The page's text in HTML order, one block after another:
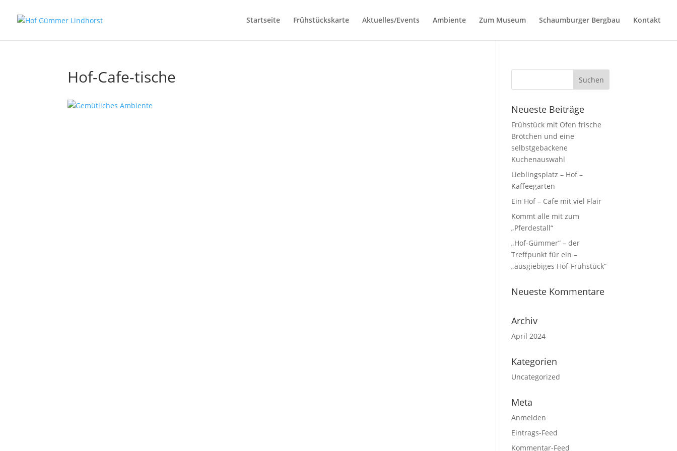
Startseite Frühstückskarte Aktuelles/Events Ambiente Zum Museum Schaumburger Bergbau Kontakt
Hof-Cafe-tische
Neueste Beiträge
Frühstück mit Ofen frische
Brötchen und eine
selbstgebackene
Kuchenauswahl
Lieblingsplatz – Hof –
Kaffeegarten
Ein Hof – Cafe mit viel Flair
Kommt alle mit zum
„Pferdestall“
„Hof-Gümmer“ – der
Treffpunkt für ein –
„ausgiebiges Hof-Frühstück“
Neueste Kommentare
Archiv
April 2024
Kategorien
Uncategorized
Meta
Anmelden
Eintrags-Feed
Kommentar-Feed